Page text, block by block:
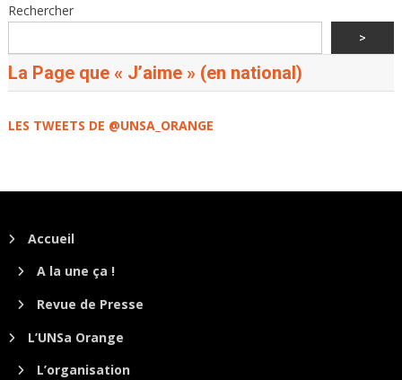
Rechercher
>
La Page que « J’aime » (en national)
LES TWEETS DE @UNSA_ORANGE
Accueil
A la une ça !
Revue de Presse
L’UNSa Orange
L’organisation